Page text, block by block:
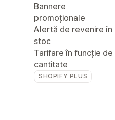
Bannere
promoționale
Alertă de revenire în
stoc
Tarifare în funcție de
cantitate
SHOPIFY PLUS